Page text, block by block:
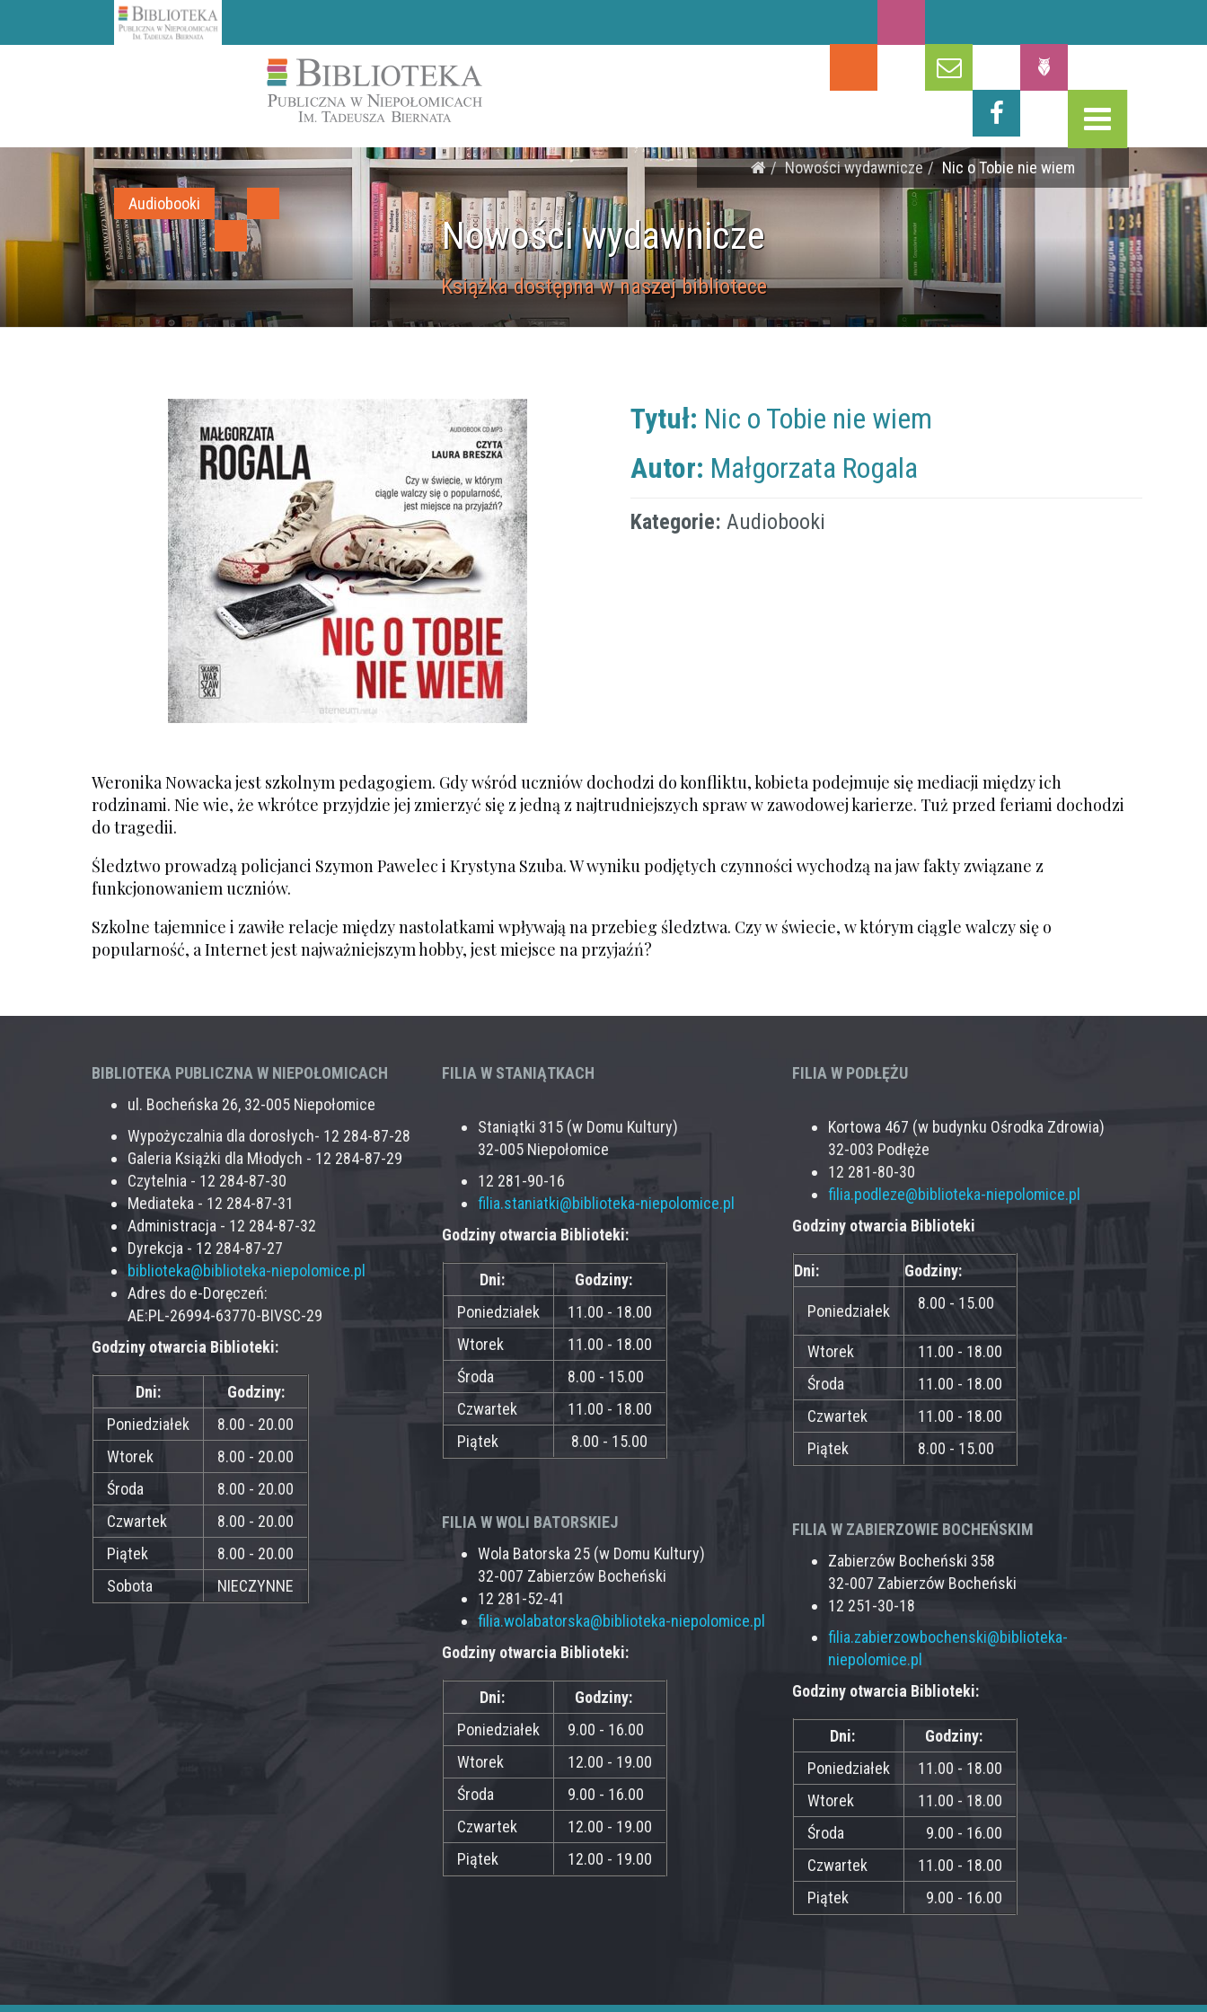
Nowości wydawnicze
Nic o Tobie nie wiem
Audiobooki
Nowości wydawnicze
Książka dostępna w naszej bibliotece
Tytuł: Nic o Tobie nie wiem
Autor: Małgorzata Rogala
Kategorie: Audiobooki
Weronika Nowacka jest szkolnym pedagogiem. Gdy wśród uczniów dochodzi do konfliktu, kobieta podejmuje się mediacji między ich
rodzinami. Nie wie, że wkrótce przyjdzie jej zmierzyć się z jedną z najtrudniejszych spraw w zawodowej karierze. Tuż przed feriami dochodzi
do tragedii.
Śledztwo prowadzą policjanci Szymon Pawelec i Krystyna Szuba. W wyniku podjętych czynności wychodzą na jaw fakty związane z
funkcjonowaniem uczniów.
Szkolne tajemnice i zawiłe relacje między nastolatkami wpływają na przebieg śledztwa. Czy w świecie, w którym ciągle walczy się o
popularność, a Internet jest najważniejszym hobby, jest miejsce na przyjaźń?
BIBLIOTEKA PUBLICZNA W NIEPOŁOMICACH
ul. Bocheńska 26, 32-005 Niepołomice
Wypożyczalnia dla dorosłych- 12 284-87-28
Galeria Książki dla Młodych - 12 284-87-29
Czytelnia - 12 284-87-30
Mediateka - 12 284-87-31
Administracja - 12 284-87-32
Dyrekcja - 12 284-87-27
biblioteka@biblioteka-niepolomice.pl
Adres do e-Doręczeń:
AE:PL-26994-63770-BIVSC-29
Godziny otwarcia Biblioteki:
Dni:
Godziny:
Poniedziałek
8.00 - 20.00
Wtorek
8.00 - 20.00
Środa
8.00 - 20.00
Czwartek
8.00 - 20.00
Piątek
8.00 - 20.00
Sobota
NIECZYNNE
FILIA W STANIĄTKACH
Staniątki 315 (w Domu Kultury)
32-005 Niepołomice
12 281-90-16
filia.staniatki@biblioteka-niepolomice.pl
Godziny otwarcia Biblioteki:
Dni:
Godziny:
Poniedziałek
11.00 - 18.00
Wtorek
11.00 - 18.00
Środa
8.00 - 15.00
Czwartek
11.00 - 18.00
Piątek
8.00 - 15.00
FILIA W WOLI BATORSKIEJ
Wola Batorska 25 (w Domu Kultury)
32-007 Zabierzów Bocheński
12 281-52-41
filia.wolabatorska@biblioteka-niepolomice.pl
Godziny otwarcia Biblioteki:
Dni:
Godziny:
Poniedziałek
9.00 - 16.00
Wtorek
12.00 - 19.00
Środa
9.00 - 16.00
Czwartek
12.00 - 19.00
Piątek
12.00 - 19.00
FILIA W PODŁĘŻU
Kortowa 467 (w budynku Ośrodka Zdrowia)
32-003 Podłęże
12 281-80-30
filia.podleze@biblioteka-niepolomice.pl
Godziny otwarcia Biblioteki
Dni: Godziny:
Poniedziałek 8.00 - 15.00
Wtorek
11.00 - 18.00
Środa
11.00 - 18.00
Czwartek
11.00 - 18.00
Piątek
8.00 - 15.00
FILIA W ZABIERZOWIE BOCHEŃSKIM
Zabierzów Bocheński 358
32-007 Zabierzów Bocheński
12 251-30-18
filia.zabierzowbochenski@biblioteka-
niepolomice.pl
Godziny otwarcia Biblioteki:
Dni:
Godziny:
Poniedziałek
11.00 - 18.00
Wtorek
11.00 - 18.00
Środa
9.00 - 16.00
Czwartek
11.00 - 18.00
Piątek
9.00 - 16.00